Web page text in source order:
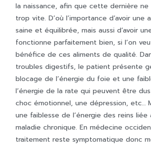
la naissance, afin que cette dernière ne
trop vite. D’où l’importance d’avoir une
saine et équilibrée, mais aussi d’avoir
fonctionne parfaitement bien, si l’on
bénéfice de ces aliments de qualité.
troubles digestifs, le patient présente
blocage de l’énergie du foie et une
l’énergie de la rate qui peuvent être
choc émotionnel, une dépression, etc…
une faiblesse de l’énergie des reins liée
maladie chronique. En médecine
traitement reste symptomatique donc